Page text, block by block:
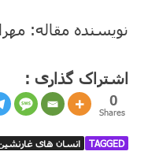
نویسنده مقاله:
اشتراک گذاری :
0
Shares
TAGGED انسان های